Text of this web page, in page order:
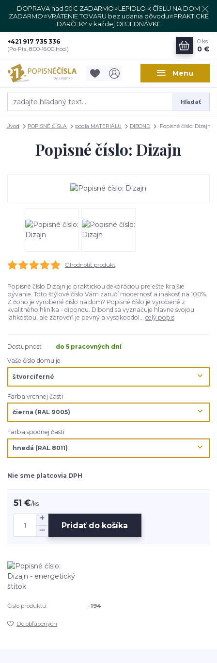
DOPRAVA nad 50€ ZADARMO⭐LEPIDLO k ČÍSLU NA DOM
ZADARMO⭐VRÁTENIE TOVARU bez udania dôvodu⭐PRAKTICKÉ
DARČEKY v každej OBJEDNÁVKE
Menu
Hľadať
+421 917 735 336
(Po-Pia, 8:00-16:00 hod.)
0 ks
0 €
Úvod POPISNÉ ČÍSLA podľa MATERIÁLU DIBOND Popisné číslo: Dizajn
Popisné číslo: Dizajn
Ohodnotiť produkt
Popisné číslo Dizajn je praktickou dekoráciou pre ešte krajšie
bývanie. Toto štýlové číslo Vám zaručí modernosť a inakosť na 100%.
Z čoho je vyrobené číslo na dom? Popisné číslo je vyrobené z
kvalitného hliníka - dibondu. Dibond sa vyznačuje hlavne svojou
ľahkosťou, ale zároveň je pevný a vysokoodol... celý popis
Dostupnosť
do 5 pracovných dní
Vaše číslo domu je
Farba vrchnej časti
Farba spodnej časti
Nie sme platcovia DPH
51 €/ks
Pridať do košíka
Číslo produktu: -194
Do obľúbených